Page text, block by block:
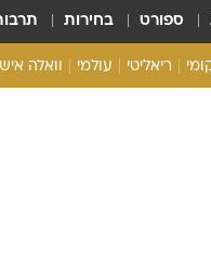
ספורט בחירות
ריאליטי עולמי וואלה